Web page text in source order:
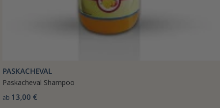
PASKACHEVAL
Paskacheval Shampoo
ab 13,00 €